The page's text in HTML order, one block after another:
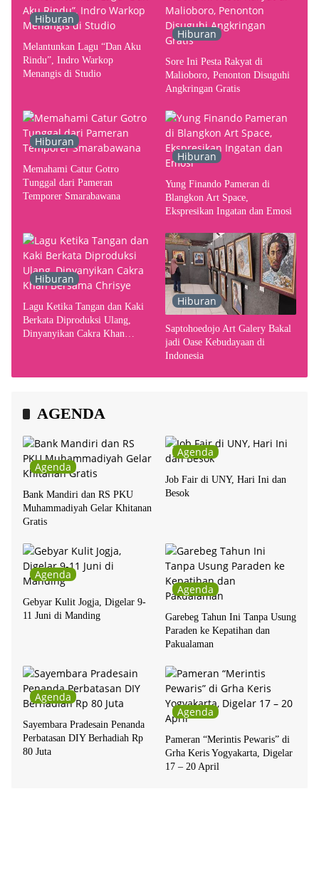
Indonesia
Hiburan
Melantunkan Lagu “Dan Aku
Rindu”, Indro Warkop
Menangis di Studio
Hiburan
Sore Ini Pesta Rakyat di
Malioboro, Penonton Disuguhi
Angkringan Gratis
Hiburan
Memahami Catur Gotro
Tunggal dari Pameran
Temporer Smarabawana
Hiburan
Yung Finando Pameran di
Blangkon Art Space,
Ekspresikan Ingatan dan Emosi
Hiburan
Lagu Ketika Tangan dan Kaki
Berkata Diproduksi Ulang,
Dinyanyikan Cakra Khan
Hiburan
Saptohoedojo Art Galery Bakal
jadi Oase Kebudayaan di
Indonesia
AGENDA
Agenda
Bank Mandiri dan RS PKU
Muhammadiyah Gelar Khitanan
Gratis
Agenda
Job Fair di UNY, Hari Ini dan
Besok
Agenda
Gebyar Kulit Jogja, Digelar 9-
11 Juni di Manding
Agenda
Garebeg Tahun Ini Tanpa Usung
Paraden ke Kepatihan dan
Pakualaman
Agenda
Sayembara Pradesain Penanda
Perbatasan DIY Berhadiah Rp
80 Juta
Agenda
Pameran “Merintis Pewaris” di
Grha Keris Yogyakarta, Digelar
17 – 20 April